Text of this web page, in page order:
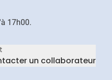
17h00.
un collaborateur